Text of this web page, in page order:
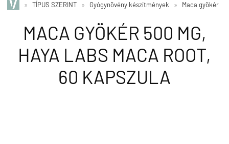
» TÍPUS SZERINT » Gyógynövény készítmények » Maca gyökér
MACA GYÖKÉR 500 MG,
HAYA LABS MACA ROOT,
60 KAPSZULA